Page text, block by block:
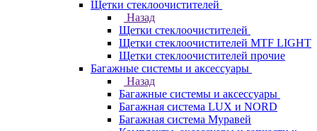
Щетки стеклоочистителей
Назад
Щетки стеклоочистителей
Щетки стеклоочистителей MTF LIGHT
Щетки стеклоочистителей прочие
Багажные системы и аксессуары
Назад
Багажные системы и аксессуары
Багажная система LUX и NORD
Багажная система Муравей